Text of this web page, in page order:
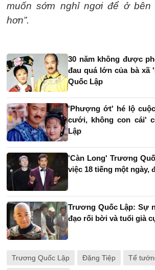
muốn sớm nghỉ ngơi để ở bên
hơn”.
30 năm không được
đau quá lớn của bà xã
Quốc Lập
'Phượng ớt' hé lộ
cưới, không con cái'
Lập
'Càn Long' Trương
việc 18 tiếng một ngày,
Trương Quốc Lập: Sự
đạo rối bời và tuổi già
Trương Quốc Lập Đặng Tiệp Tể